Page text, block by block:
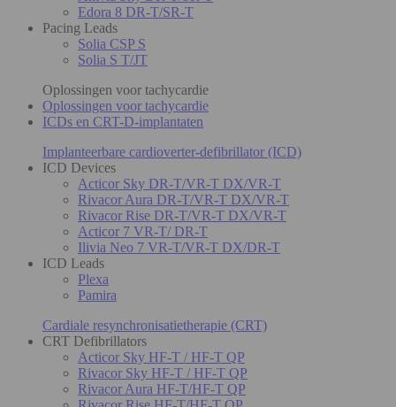
Edora 8 DR-T/SR-T
Pacing Leads
Solia CSP S
Solia S T/JT
Oplossingen voor tachycardie
Oplossingen voor tachycardie
ICDs en CRT-D-implantaten
Implanteerbare cardioverter-defibrillator (ICD)
ICD Devices
Acticor Sky DR-T/VR-T DX/VR-T
Rivacor Aura DR-T/VR-T DX/VR-T
Rivacor Rise DR-T/VR-T DX/VR-T
Acticor 7 VR-T/ DR-T
Ilivia Neo 7 VR-T/VR-T DX/DR-T
ICD Leads
Plexa
Pamira
Cardiale resynchronisatietherapie (CRT)
CRT Defibrillators
Acticor Sky HF-T / HF-T QP
Rivacor Sky HF-T / HF-T QP
Rivacor Aura HF-T/HF-T QP